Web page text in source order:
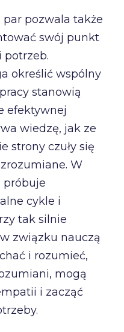
par pozwala także
swój punkt
potrzeb.
określić wspólny
stanowią
efektywnej
wiedzę, jak ze
strony czuły się
zrozumiane. W
próbuje
cykle i
tak silnie
związku nauczą
i rozumieć,
mogą
i zacząć